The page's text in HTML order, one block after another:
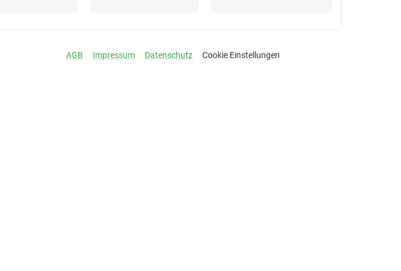
AGB Impressum Datenschutz Cookie Einstellungen